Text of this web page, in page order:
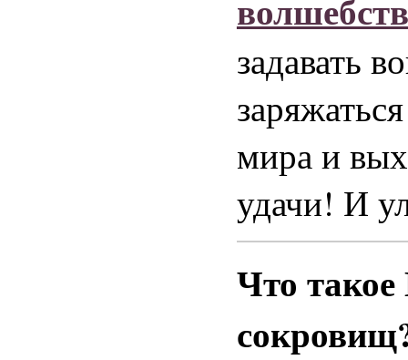
задавать
мира и
удачи! И
Что